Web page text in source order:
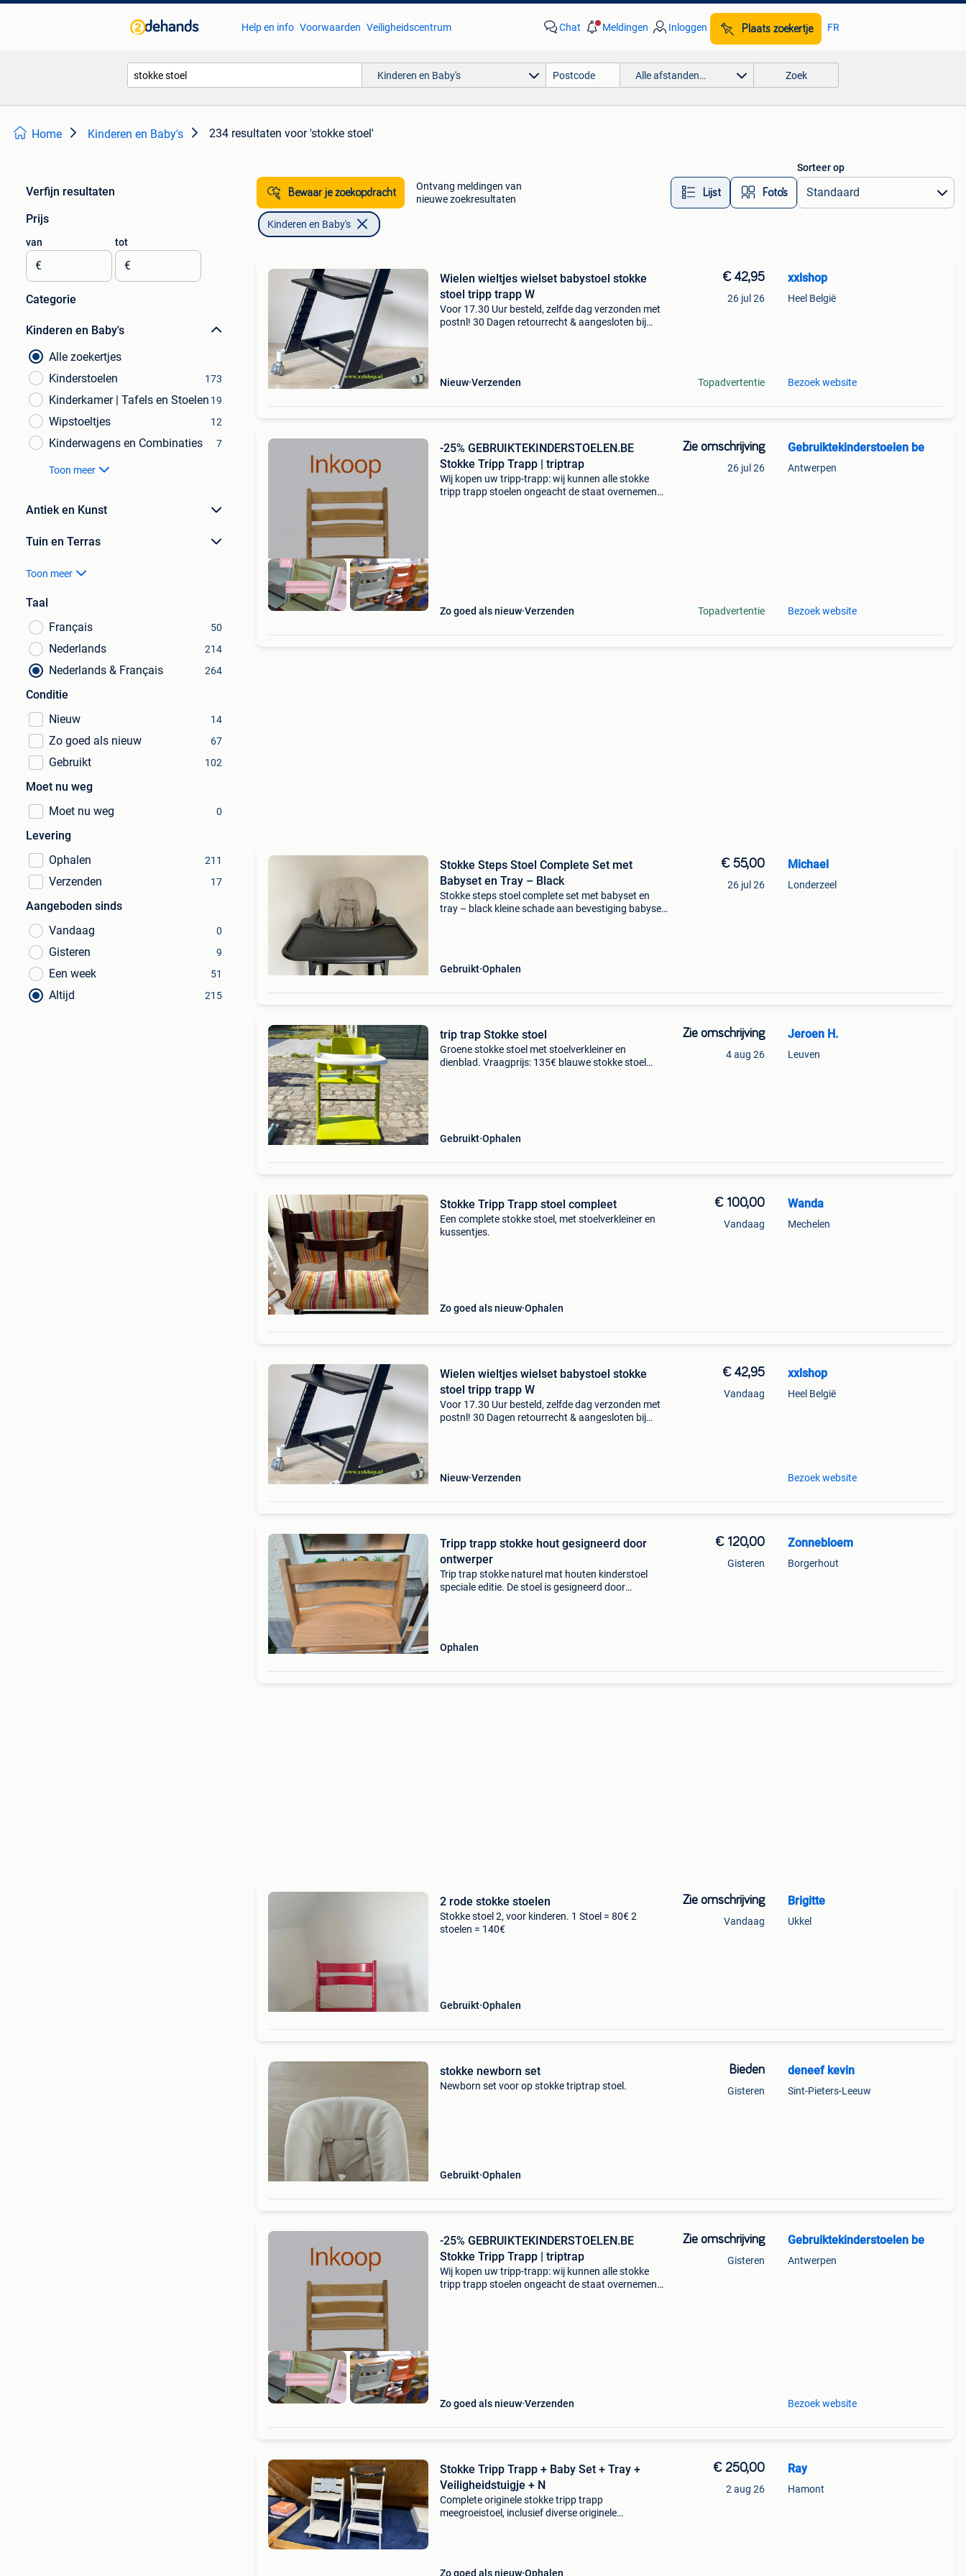
Help en info Voorwaarden Veiligheidscentrum Chat Meldingen Inloggen Plaats zoekertje FR
Kinderen en Baby's Alle afstanden… Zoek
Home Kinderen en Baby's 234 resultaten voor 'stokke stoel'
Verfijn resultaten
Prijs
van
€
tot
€
Categorie
Kinderen en Baby's
Alle zoekertjes
Kinderstoelen
173
Kinderkamer | Tafels en Stoelen 19
Wipstoeltjes 12
Kinderwagens en Combinaties 7
Toon meer
Antiek en Kunst
Tuin en Terras
Toon meer
Taal
Français
50
Nederlands 214
Nederlands & Français 264
Conditie
Nieuw
14
Zo goed als nieuw 67
Gebruikt 102
Moet nu weg
Moet nu weg
0
Levering
Ophalen
211
Verzenden 17
Aangeboden sinds
Vandaag
0
Gisteren 9
Een week 51
Altijd 215
Bewaar je zoekopdracht
Ontvang meldingen van
nieuwe zoekresultaten
Lijst Foto’s
Sorteer op
Kinderen en Baby's
Wielen wieltjes wielset babystoel stokke
stoel tripp trapp W
Voor 17.30 Uur besteld, zelfde dag verzonden met
postnl! 30 Dagen retourrecht & aangesloten bij
Nieuw Verzenden
€ 42,95
26 jul 26
Topadvertentie
xxlshop
Heel België
Bezoek website
-25% GEBRUIKTEKINDERSTOELEN.BE
Stokke Tripp Trapp | triptrap
Wij kopen uw tripp-trapp: wij kunnen alle stokke
tripp trapp stoelen ongeacht de staat overnemen
Zo goed als nieuw Verzenden
Zie omschrijving
26 jul 26
Topadvertentie
Gebruiktekinderstoelen be
Antwerpen
Bezoek website
Stokke Steps Stoel Complete Set met
Babyset en Tray – Black
Stokke steps stoel complete set met babyset en
tray – black kleine schade aan bevestiging babyset,
Gebruikt Ophalen
€ 55,00
26 jul 26
Michael
Londerzeel
trip trap Stokke stoel
Groene stokke stoel met stoelverkleiner en
dienblad. Vraagprijs: 135€ blauwe stokke stoel
Gebruikt Ophalen
Zie omschrijving
4 aug 26
Jeroen H.
Leuven
Stokke Tripp Trapp stoel compleet
Een complete stokke stoel, met stoelverkleiner en
kussentjes.
Zo goed als nieuw Ophalen
€ 100,00
Vandaag
Wanda
Mechelen
Wielen wieltjes wielset babystoel stokke
stoel tripp trapp W
Voor 17.30 Uur besteld, zelfde dag verzonden met
postnl! 30 Dagen retourrecht & aangesloten bij
Nieuw Verzenden
€ 42,95
Vandaag
xxlshop
Heel België
Bezoek website
Tripp trapp stokke hout gesigneerd door
ontwerper
Trip trap stokke naturel mat houten kinderstoel
speciale editie. De stoel is gesigneerd door
Ophalen
€ 120,00
Gisteren
Zonnebloem
Borgerhout
2 rode stokke stoelen
Stokke stoel 2, voor kinderen. 1 Stoel = 80€ 2
stoelen = 140€
Gebruikt Ophalen
Zie omschrijving
Vandaag
Brigitte
Ukkel
stokke newborn set
Newborn set voor op stokke triptrap stoel.
Gebruikt Ophalen
Bieden
Gisteren
deneef kevin
Sint-Pieters-Leeuw
-25% GEBRUIKTEKINDERSTOELEN.BE
Stokke Tripp Trapp | triptrap
Wij kopen uw tripp-trapp: wij kunnen alle stokke
tripp trapp stoelen ongeacht de staat overnemen
Zo goed als nieuw Verzenden
Zie omschrijving
Gisteren
Gebruiktekinderstoelen be
Antwerpen
Bezoek website
Stokke Tripp Trapp + Baby Set + Tray +
Veiligheidstuigje + N
Complete originele stokke tripp trapp
meegroeistoel, inclusief diverse originele
Zo goed als nieuw Ophalen
€ 250,00
2 aug 26
Ray
Hamont